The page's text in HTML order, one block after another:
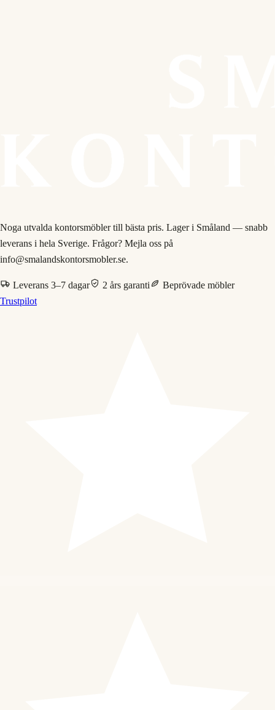
Noga utvalda kontorsmöbler till bästa pris. Lager i Småland — snabb
leverans i hela Sverige. Frågor? Mejla oss på
info@smalandskontorsmobler.se.
Leverans 3–7 dagar 2 års garanti
Beprövade möbler
Trustpilot